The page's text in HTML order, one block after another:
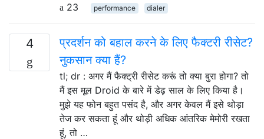
23
performance dialer
4
प्रदर्शन को बहाल करने के लिए फैक्टरी रीसेट?
नुकसान क्या हैं?
tl; dr : अगर मैं फैक्ट्री रीसेट करूं तो क्या बुरा होगा? तो
मैं इस मूल Droid के बारे में डेढ़ साल के लिए किया है।
मुझे यह फोन बहुत पसंद है, और अगर केवल मैं इसे थोड़ा
तेज कर सकता हूं और थोड़ी अधिक आंतरिक मेमोरी रखता
हूं, तो …